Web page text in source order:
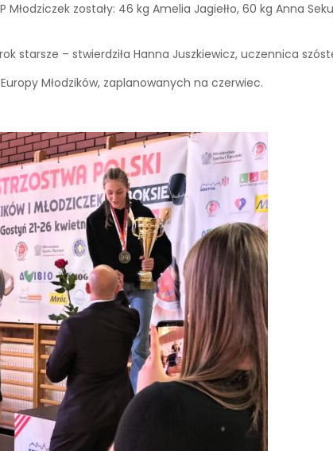
zostały: 46 kg Amelia Jagiełło, 60 kg Anna
starsze – stwierdziła Hanna Juszkiewicz, uczennica
Młodzików, zaplanowanych na czerwiec.